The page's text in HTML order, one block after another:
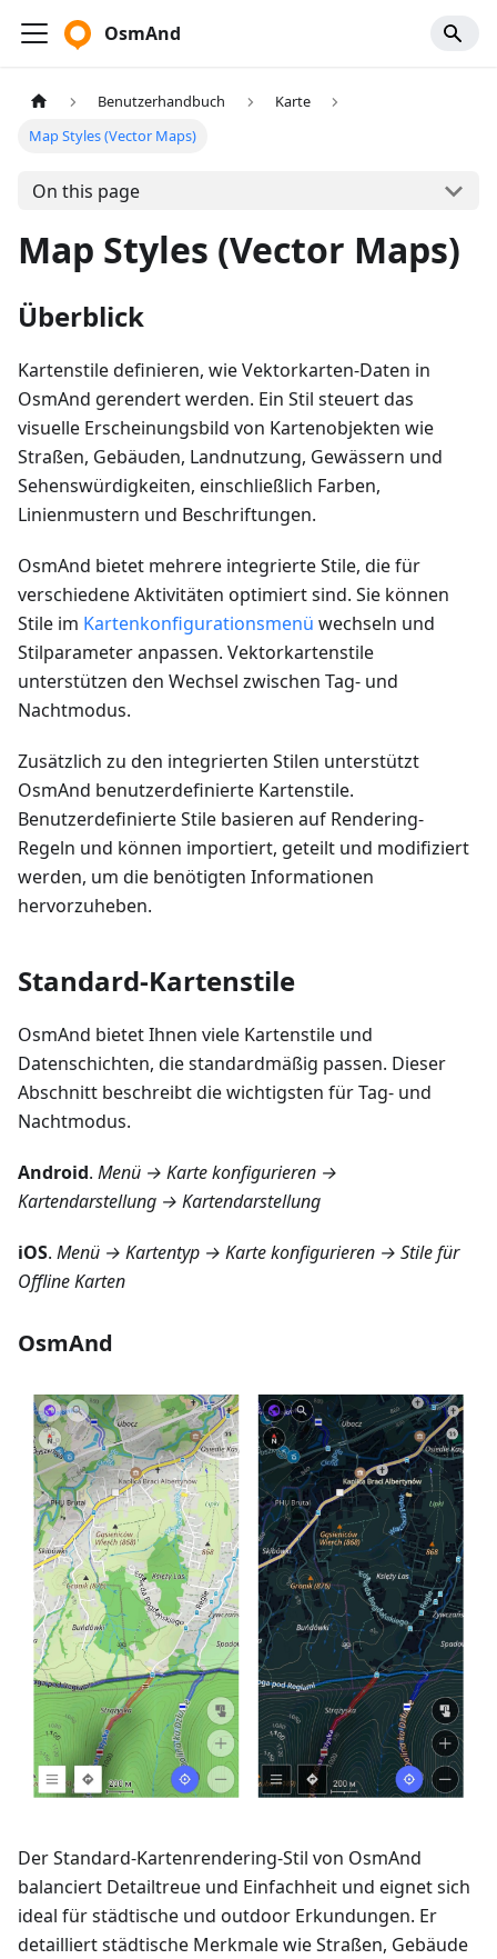
OsmAnd
Benutzerhandbuch
Karte
Map Styles (Vector Maps)
On this page
Map Styles (Vector Maps)
Überblick
Kartenstile definieren, wie Vektorkarten-Daten in
OsmAnd gerendert werden. Ein Stil steuert das
visuelle Erscheinungsbild von Kartenobjekten wie
Straßen, Gebäuden, Landnutzung, Gewässern und
Sehenswürdigkeiten, einschließlich Farben,
Linienmustern und Beschriftungen.
OsmAnd bietet mehrere integrierte Stile, die für
verschiedene Aktivitäten optimiert sind. Sie können
Stile im Kartenkonfigurationsmenü wechseln und
Stilparameter anpassen. Vektorkartenstile
unterstützen den Wechsel zwischen Tag- und
Nachtmodus.
Zusätzlich zu den integrierten Stilen unterstützt
OsmAnd benutzerdefinierte Kartenstile.
Benutzerdefinierte Stile basieren auf Rendering-
Regeln und können importiert, geteilt und modifiziert
werden, um die benötigten Informationen
hervorzuheben.
Standard-Kartenstile
OsmAnd bietet Ihnen viele Kartenstile und
Datenschichten, die standardmäßig passen. Dieser
Abschnitt beschreibt die wichtigsten für Tag- und
Nachtmodus.
Android. Menü → Karte konfigurieren →
Kartendarstellung → Kartendarstellung
iOS. Menü → Kartentyp → Karte konfigurieren → Stile für
Offline Karten
OsmAnd
Der Standard-Kartenrendering-Stil von OsmAnd
balanciert Detailtreue und Einfachheit und eignet sich
ideal für städtische und outdoor Erkundungen. Er
detailliert städtische Merkmale wie Straßen, Gebäude